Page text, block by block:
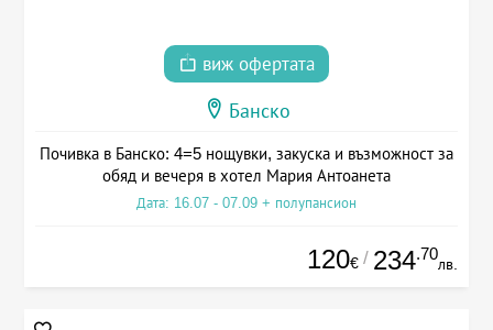
виж офертата
Банско
Почивка в Банско: 4=5 нощувки, закуска и възможност за
обяд и вечеря в хотел Мария Антоанета
Дата: 16.07 - 07.09 + полупансион
120€ / 234.70
лв.